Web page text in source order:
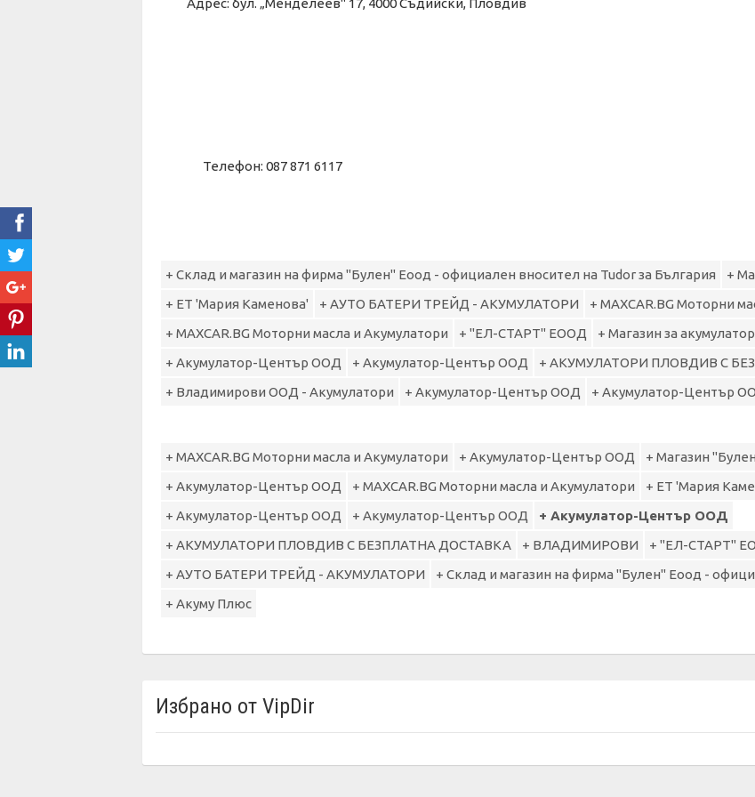
Адрес: бул. „Meндeлeeв" 17, 4000 Съдийски, Пловдив
Телефон: 087 871 6117
+ Склад и магазин на фирма "Булен" Еоод - официален вносител на Tudor за България
+
+ ЕТ 'Мария Каменова'
+ АУТО БАТЕРИ ТРЕЙД - АКУМУЛАТОРИ
+ MAXCAR.BG Моторни
+ MAXCAR.BG Моторни масла и Акумулатори
+ "ЕЛ-СТАРТ" ЕООД + Магазин за
+ Акумулатор-Център ООД
+ Акумулатор-Център ООД
+ АКУМУЛАТОРИ ПЛОВДИВ С
+ Владимирови ООД - Акумулатори
+ Акумулатор-Център ООД + Акумулатор-Център
+ MAXCAR.BG Моторни масла и Акумулатори + Акумулатор-Център ООД
+ Магазин
+ Акумулатор-Център ООД
+ MAXCAR.BG Моторни масла и Акумулатори + ЕТ 'Мария
+ Акумулатор-Център ООД
+ Акумулатор-Център ООД
+ Акумулатор-Център ООД
+ АКУМУЛАТОРИ ПЛОВДИВ С БЕЗПЛАТНА ДОСТАВКА
+ ВЛАДИМИРОВИ + "ЕЛ-СТАРТ"
+ АУТО БАТЕРИ ТРЕЙД - АКУМУЛАТОРИ
+ Склад и магазин на фирма "Булен" Еоод -
+ Акуму Плюс
Избрано от VipDir